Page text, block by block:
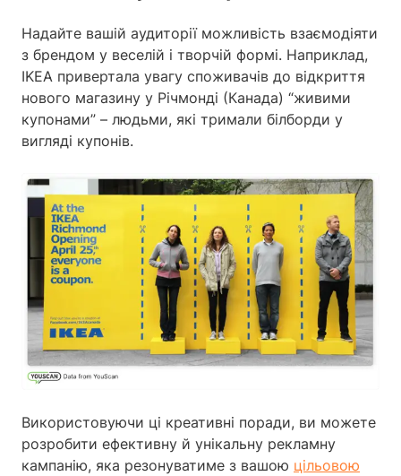
Надайте вашій аудиторії можливість взаємодіяти
з брендом у веселій і творчій формі. Наприклад,
IKEA привертала увагу споживачів до відкриття
нового магазину у Річмонді (Канада) “живими
купонами” – людьми, які тримали білборди у
вигляді купонів.
Використовуючи ці креативні поради, ви можете
розробити ефективну й унікальну рекламну
кампанію, яка резонуватиме з вашою цільовою